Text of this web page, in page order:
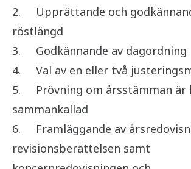
2.
Upprättande och
röstlängd
3.
Godkännande av dagordning
4.
Val av en eller två
5.
Prövning om årsstämman är
sammankallad
6.
Framläggande av
revisionsberättelsen samt